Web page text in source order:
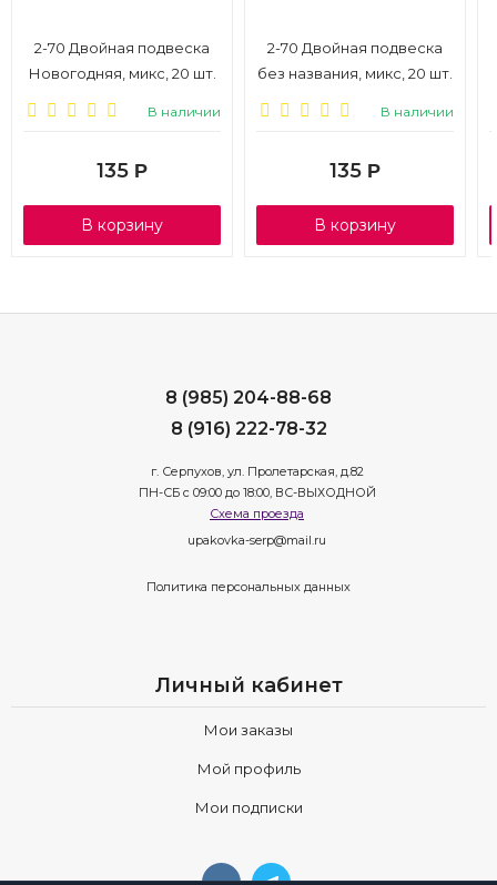
2-70 Двойная подвеска
Новогодняя, микс, 20 шт.
В наличии
135 Р
В корзину
2-70 Двойная подвеска
без названия, микс, 20 шт.
В наличии
135 Р
В корзину
8 (985) 204-88-68
8 (916) 222-78-32
г. Серпухов, ул. Пролетарская, д.82
ПН-СБ с 09:00 до 18:00, ВС-ВЫХОДНОЙ
Схема проезда
upakovka-serp@mail.ru
Политика персональных данных
Личный кабинет
Мои заказы
Мой профиль
Мои подписки